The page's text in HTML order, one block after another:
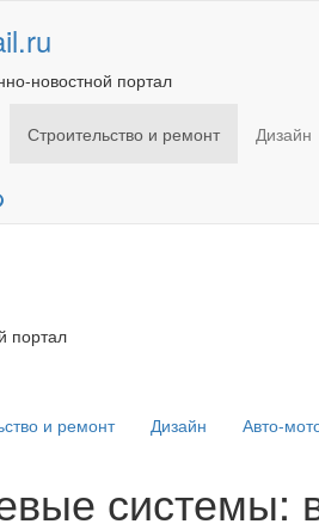
новостной портал
Строительство и ремонт Дизайн
портал
и ремонт Дизайн Авто-
системы: